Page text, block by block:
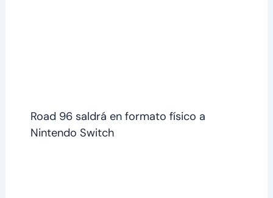
Road 96 saldrá en formato físico a
Nintendo Switch